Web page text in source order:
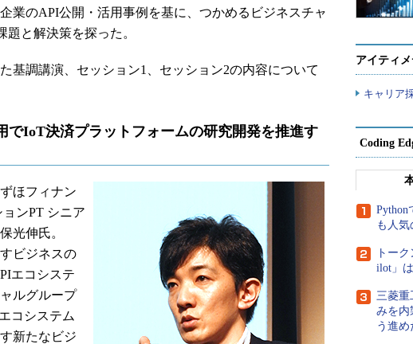
業のAPI公開・活用事例を基に、つかめるビジネスチャ
と解決策を探った。
基調講演、セッション1、セッション2の内容について
でIoT決済プラットフォームの研究開発を推進す
ほフィナン
ンPT シニア
光伸氏。
ビジネスの
エコシステ
ルグループ
コシステム
新たなビジ
アイティ
キャリア
Coding
Python
も人気
トー
ilot」
三菱重
みを
う進め